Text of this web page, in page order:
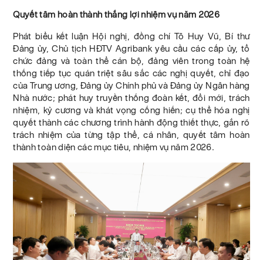
Quyết tâm hoàn thành thắng lợi nhiệm vụ năm 2026
Phát biểu kết luận Hội nghị, đồng chí Tô Huy Vũ, Bí thư
Đảng ủy, Chủ tịch HĐTV Agribank yêu cầu các cấp ủy, tổ
chức đảng và toàn thể cán bộ, đảng viên trong toàn hệ
thống tiếp tục quán triệt sâu sắc các nghị quyết, chỉ đạo
của Trung ương, Đảng ủy Chính phủ và Đảng ủy Ngân hàng
Nhà nước; phát huy truyền thống đoàn kết, đổi mới, trách
nhiệm, kỷ cương và khát vọng cống hiến; cụ thể hóa nghị
quyết thành các chương trình hành động thiết thực, gắn rõ
trách nhiệm của từng tập thể, cá nhân, quyết tâm hoàn
thành toàn diện các mục tiêu, nhiệm vụ năm 2026.